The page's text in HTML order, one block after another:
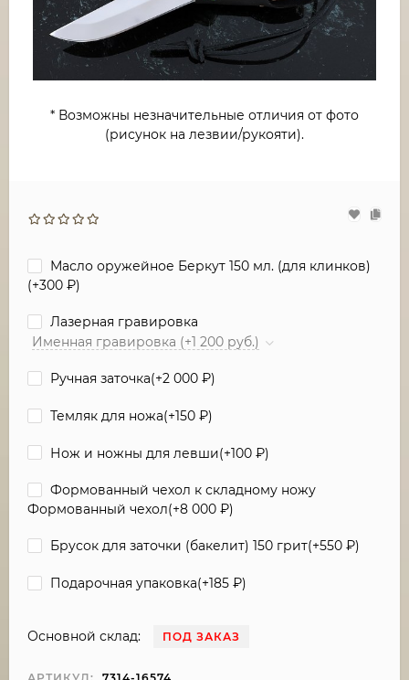
* Возможны незначительные отличия от фото
(рисунок на лезвии/рукояти).
Масло оружейное Беркут 150 мл. (для клинков)
(+300 ₽)
Лазерная гравировка
Именная гравировка (+1 200 руб.)
Ручная заточка(+2 000 ₽)
Темляк для ножа(+150 ₽)
Нож и ножны для левши(+100 ₽)
Формованный чехол к складному ножу
Формованный чехол(+8 000 ₽)
Брусок для заточки (бакелит) 150 грит(+550 ₽)
Подарочная упаковка(+185 ₽)
Основной склад: ПОД ЗАКАЗ